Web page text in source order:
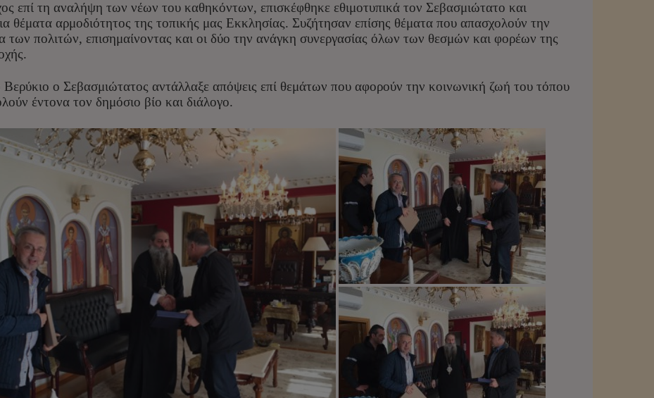
επί τη αναλήψη των νέων του καθηκόντων, επισκέφθηκε εθιμοτυπικά τον Σεβασμιώτατο και
θέματα αρμοδιότητος της τοπικής μας Εκκλησίας. Συζήτησαν επίσης θέματα που απασχολούν την
των πολιτών, επισημαίνοντας και οι δύο την ανάγκη συνεργασίας όλων των θεσμών και φορέων της
ο Σεβασμιώτατος αντάλλαξε απόψεις επί θεμάτων που αφορούν την κοινωνική ζωή του τόπου
έντονα τον δημόσιο βίο και διάλογο.